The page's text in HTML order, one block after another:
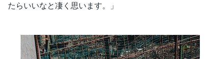
たらいいなと凄く思います。」